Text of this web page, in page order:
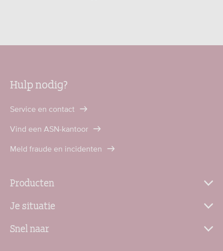
Hulp nodig?
Service en contact
Vind een ASN-kantoor
Meld fraude en incidenten
Producten
Je situatie
Snel naar